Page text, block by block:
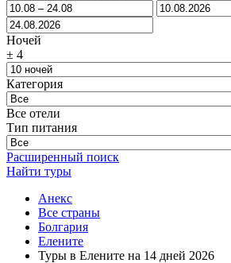
Ночей
± 4
Категория
Все отели
Тип питания
Расширенный поиск
Найти туры
Анекс
Все страны
Болгария
Елените
Туры в Елените на 14 дней 2026